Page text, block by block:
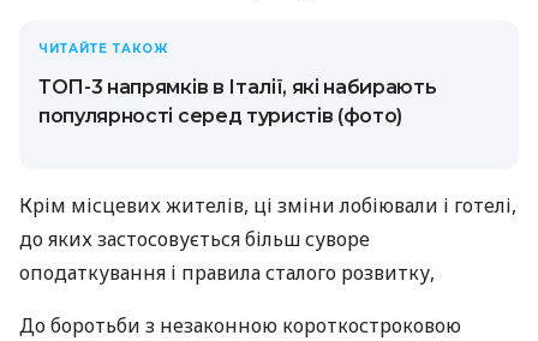
ЧИТАЙТЕ ТАКОЖ
ТОП-3 напрямків в Італії, які набирають
популярності серед туристів (фото)
Крім місцевих жителів, ці зміни лобіювали і готелі,
до яких застосовується більш суворе
оподаткування і правила сталого розвитку,
До боротьби з незаконною короткостроковою